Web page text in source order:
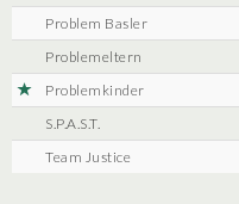
Problem Basler
Problemeltern
Problemkinder
S.P.A.S.T.
Team Justice